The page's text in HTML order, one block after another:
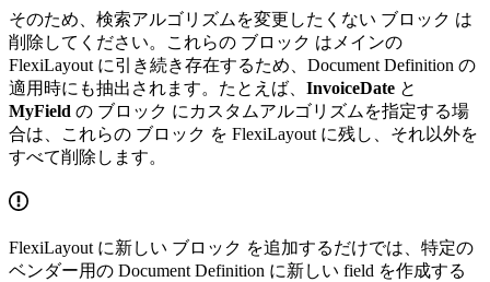
そのため、検索アルゴリズムを変更したくない ブロック は
削除してください。これらの ブロック はメインの
FlexiLayout に引き続き存在するため、Document Definition の
適用時にも抽出されます。たとえば、 InvoiceDate と
MyField の ブロック にカスタムアルゴリズムを指定する場
合は、これらの ブロック を FlexiLayout に残し、それ以外を
すべて削除します。
FlexiLayout に新しい ブロック を追加するだけでは、特定の
ベンダー用の Document Definition に新しい field を作成する